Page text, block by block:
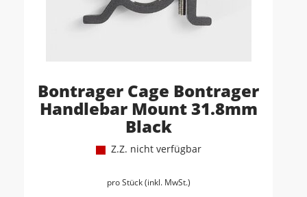
Bontrager Cage Bontrager
Handlebar Mount 31.8mm
Black
Z.Z. nicht verfügbar
pro Stück (inkl. MwSt.)